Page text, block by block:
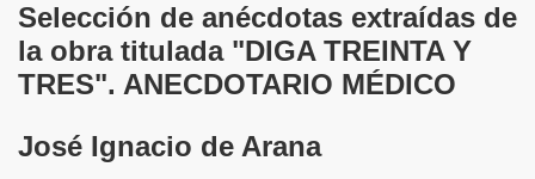
Selección de anécdotas extraídas de
la obra titulada "DIGA TREINTA Y
TRES". ANECDOTARIO MÉDICO
José Ignacio de Arana